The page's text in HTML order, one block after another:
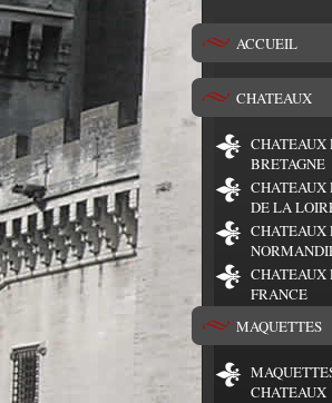
ACCUEIL
CHATEAUX
CHATEAUX
BRETAGNE
CHATEAUX
DE LA
CHATEAUX
CHATEAUX
FRANCE
MAQUETTES
CHATEAUX